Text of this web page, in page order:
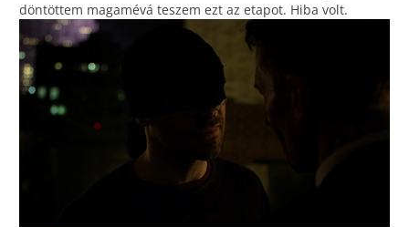
döntöttem magamévá teszem ezt az etapot. Hiba volt.